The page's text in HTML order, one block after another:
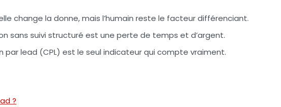
change la donne, mais l’humain reste le facteur différenciant.
sans suivi structuré est une perte de temps et d’argent.
par lead (CPL) est le seul indicateur qui compte vraiment.
?